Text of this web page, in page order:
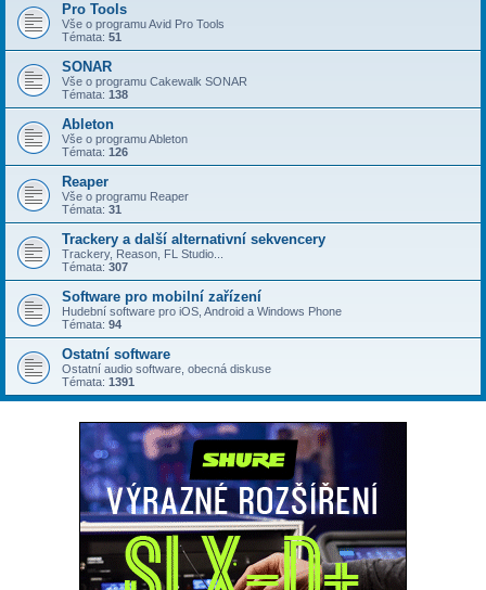
Pro Tools
Vše o programu Avid Pro Tools
Témata: 51
SONAR
Vše o programu Cakewalk SONAR
Témata: 138
Ableton
Vše o programu Ableton
Témata: 126
Reaper
Vše o programu Reaper
Témata: 31
Trackery a další alternativní sekvencery
Trackery, Reason, FL Studio...
Témata: 307
Software pro mobilní zařízení
Hudební software pro iOS, Android a Windows Phone
Témata: 94
Ostatní software
Ostatní audio software, obecná diskuse
Témata: 1391